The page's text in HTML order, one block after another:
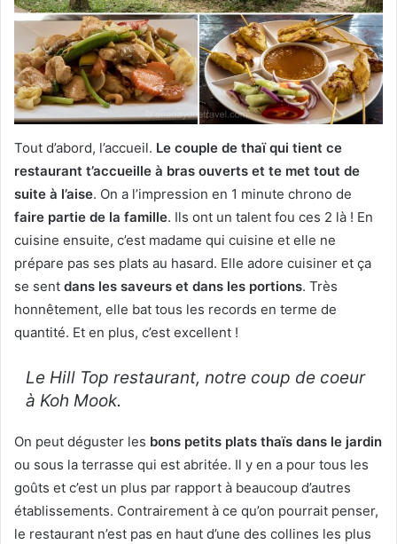
Tout d’abord, l’accueil. Le couple de thaï qui tient ce
restaurant t’accueille à bras ouverts et te met tout de
suite à l’aise. On a l’impression en 1 minute chrono de
faire partie de la famille. Ils ont un talent fou ces 2 là ! En
cuisine ensuite, c’est madame qui cuisine et elle ne
prépare pas ses plats au hasard. Elle adore cuisiner et ça
se sent dans les saveurs et dans les portions. Très
honnêtement, elle bat tous les records en terme de
quantité. Et en plus, c’est excellent !
Le Hill Top restaurant, notre coup de coeur
à Koh Mook.
On peut déguster les bons petits plats thaïs dans le jardin
ou sous la terrasse qui est abritée. Il y en a pour tous les
goûts et c’est un plus par rapport à beaucoup d’autres
établissements. Contrairement à ce qu’on pourrait penser,
le restaurant n’est pas en haut d’une des collines les plus